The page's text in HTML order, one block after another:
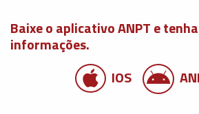
Baixe o aplicativo ANPT e
informações.
IOS